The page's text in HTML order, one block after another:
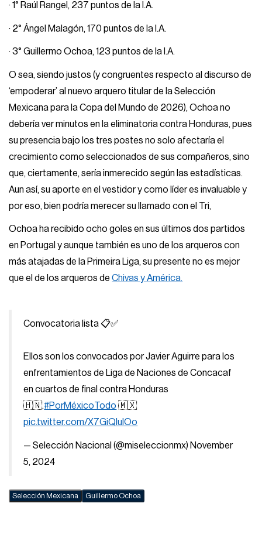
· 1° Raúl Rangel, 237 puntos de la I.A.
· 2° Ángel Malagón, 170 puntos de la I.A.
· 3° Guillermo Ochoa, 123 puntos de la I.A.
O sea, siendo justos (y congruentes respecto al discurso de
‘empoderar’ al nuevo arquero titular de la Selección
Mexicana para la Copa del Mundo de 2026), Ochoa no
debería ver minutos en la eliminatoria contra Honduras, pues
su presencia bajo los tres postes no solo afectaría el
crecimiento como seleccionados de sus compañeros, sino
que, ciertamente, sería inmerecido según las estadísticas.
Aun así, su aporte en el vestidor y como líder es invaluable y
por eso, bien podría merecer su llamado con el Tri,
Ochoa ha recibido ocho goles en sus últimos dos partidos
en Portugal y aunque también es uno de los arqueros con
más atajadas de la Primeira Liga, su presente no es mejor
que el de los arqueros deChivas y América.
Convocatoria lista 📋✅
Ellos son los convocados por Javier Aguirre para los
enfrentamientos de Liga de Naciones de Concacaf
en cuartos de final contra Honduras
🇭🇳.#PorMéxicoTodo 🇲🇽
pic.twitter.com/X7GiQluIOo
— Selección Nacional (@miseleccionmx) November
5, 2024
Selección Mexicana Guillermo Ochoa